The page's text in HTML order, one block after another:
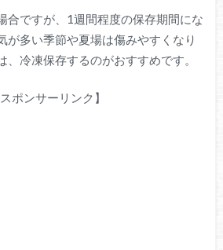
合ですが、1週間程度の保存期間にな
が多い季節や夏場は傷みやすくなり
、冷凍保存するのがおすすめです。
スポンサーリンク】